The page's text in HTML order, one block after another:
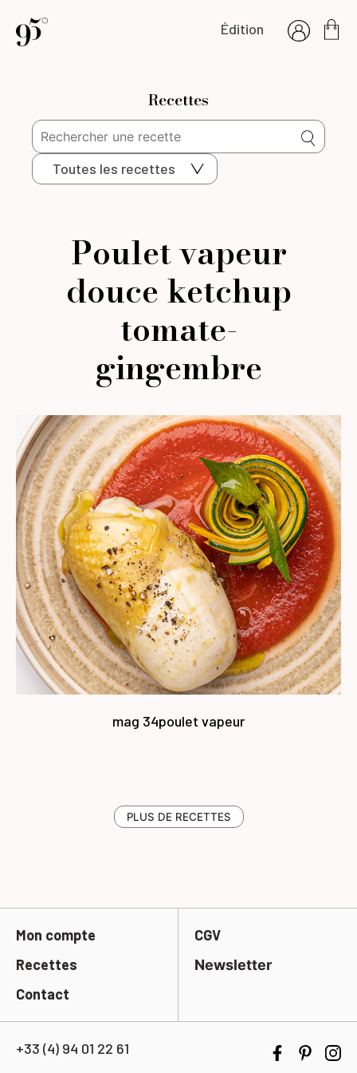
Édition
Recettes
Toutes les recettes
Poulet vapeur
douce ketchup
tomate-
gingembre
mag 34poulet vapeur
PLUS DE RECETTES
Mon compte
Recettes
Contact
CGV
Newsletter
+33 (4) 94 01 22 61